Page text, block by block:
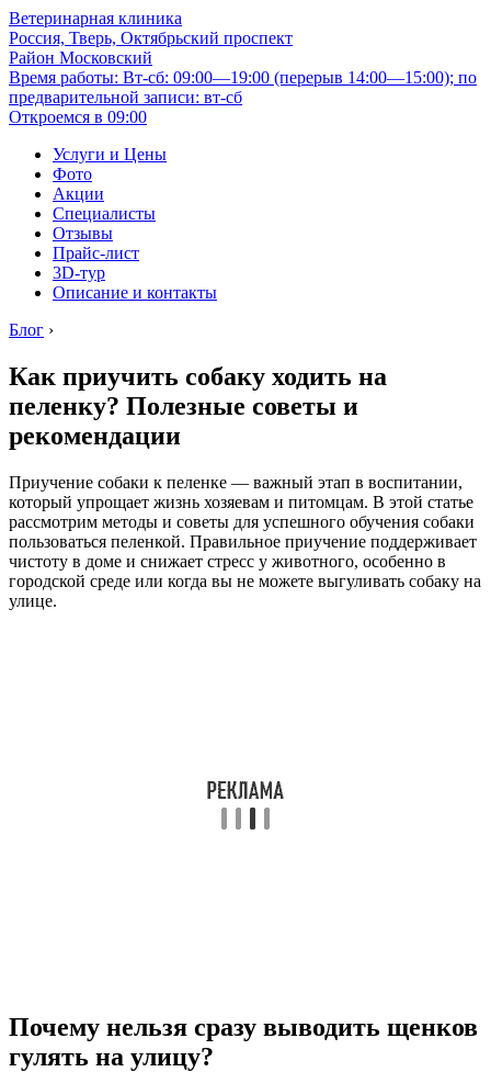
Ветеринарная клиника
Россия, Тверь, Октябрьский проспект
Район Московский
Время работы: Вт-сб: 09:00—19:00 (перерыв 14:00—15:00); по
предварительной записи: вт-сб
Откроемся в 09:00
Услуги и Цены
Фото
Акции
Специалисты
Отзывы
Прайс-лист
3D-тур
Описание и контакты
Блог ›
Как приучить собаку ходить на
пеленку? Полезные советы и
рекомендации
Приучение собаки к пеленке — важный этап в воспитании,
который упрощает жизнь хозяевам и питомцам. В этой статье
рассмотрим методы и советы для успешного обучения собаки
пользоваться пеленкой. Правильное приучение поддерживает
чистоту в доме и снижает стресс у животного, особенно в
городской среде или когда вы не можете выгуливать собаку на
улице.
Почему нельзя сразу выводить щенков
гулять на улицу?